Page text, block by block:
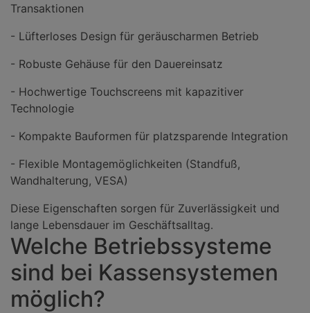
Transaktionen
- Lüfterloses Design für geräuscharmen Betrieb
- Robuste Gehäuse für den Dauereinsatz
- Hochwertige Touchscreens mit kapazitiver
Technologie
- Kompakte Bauformen für platzsparende Integration
- Flexible Montagemöglichkeiten (Standfuß,
Wandhalterung, VESA)
Diese Eigenschaften sorgen für Zuverlässigkeit und
lange Lebensdauer im Geschäftsalltag.
Welche Betriebssysteme
sind bei Kassensystemen
möglich?